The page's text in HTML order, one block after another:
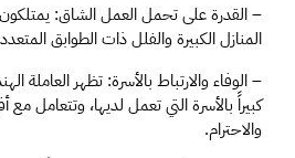
المنازل الكبيرة والفلل ذات الطوابق
والاحترام.